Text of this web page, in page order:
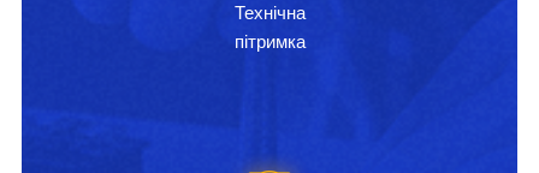
Технічна
пітримка